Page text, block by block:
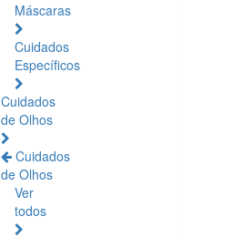
Máscaras
Cuidados
Específicos
Cuidados
de Olhos
Cuidados
de Olhos
Ver
todos